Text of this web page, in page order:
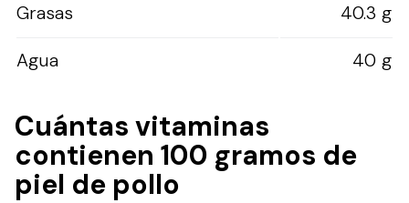
Grasas
40.3 g
Agua
40 g
Cuántas vitaminas
contienen 100 gramos de
piel de pollo